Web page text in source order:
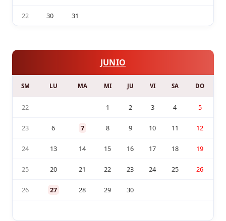
22 30 31
JUNIO
SM LU MA MI JU VI SA DO
22 1 2 3 4 5
23 6 7 8 9 10 11 12
24 13 14 15 16 17 18 19
25 20 21 22 23 24 25 26
26 27 28 29 30